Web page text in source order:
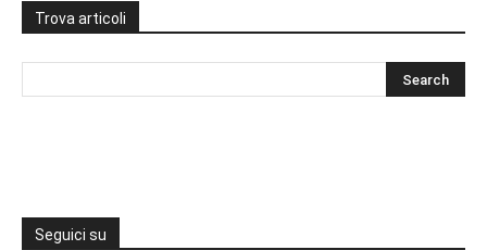
Trova articoli
Seguici su